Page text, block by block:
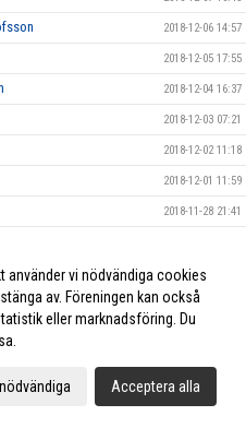
2018-12-06 14:57
2018-12-05 17:55
2018-12-04 16:37
2018-12-03 07:21
2018-12-02 11:18
2018-12-01 11:59
2018-11-28 21:41
mot FBC Kalmarsund U! 2018-11-20 21:00
Herr Elit! 2018-11-04 12:28
2018-10-02 23:07
9 2018-09-29 15:06
använder vi nödvändiga cookies
av. Föreningen kan också
eller marknadsföring. Du
Acceptera alla